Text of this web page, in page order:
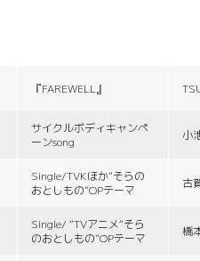
『FAREWELL』
サイクルボディキャンペ
ーンsong
小
Single/TVKほか“そらの
おとしもの”OPテーマ
古
Single/ “TVアニメ“そら
のおとしもの”OPテーマ
橋